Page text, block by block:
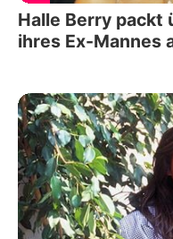
Halle Berry packt
ihres Ex-Mannes